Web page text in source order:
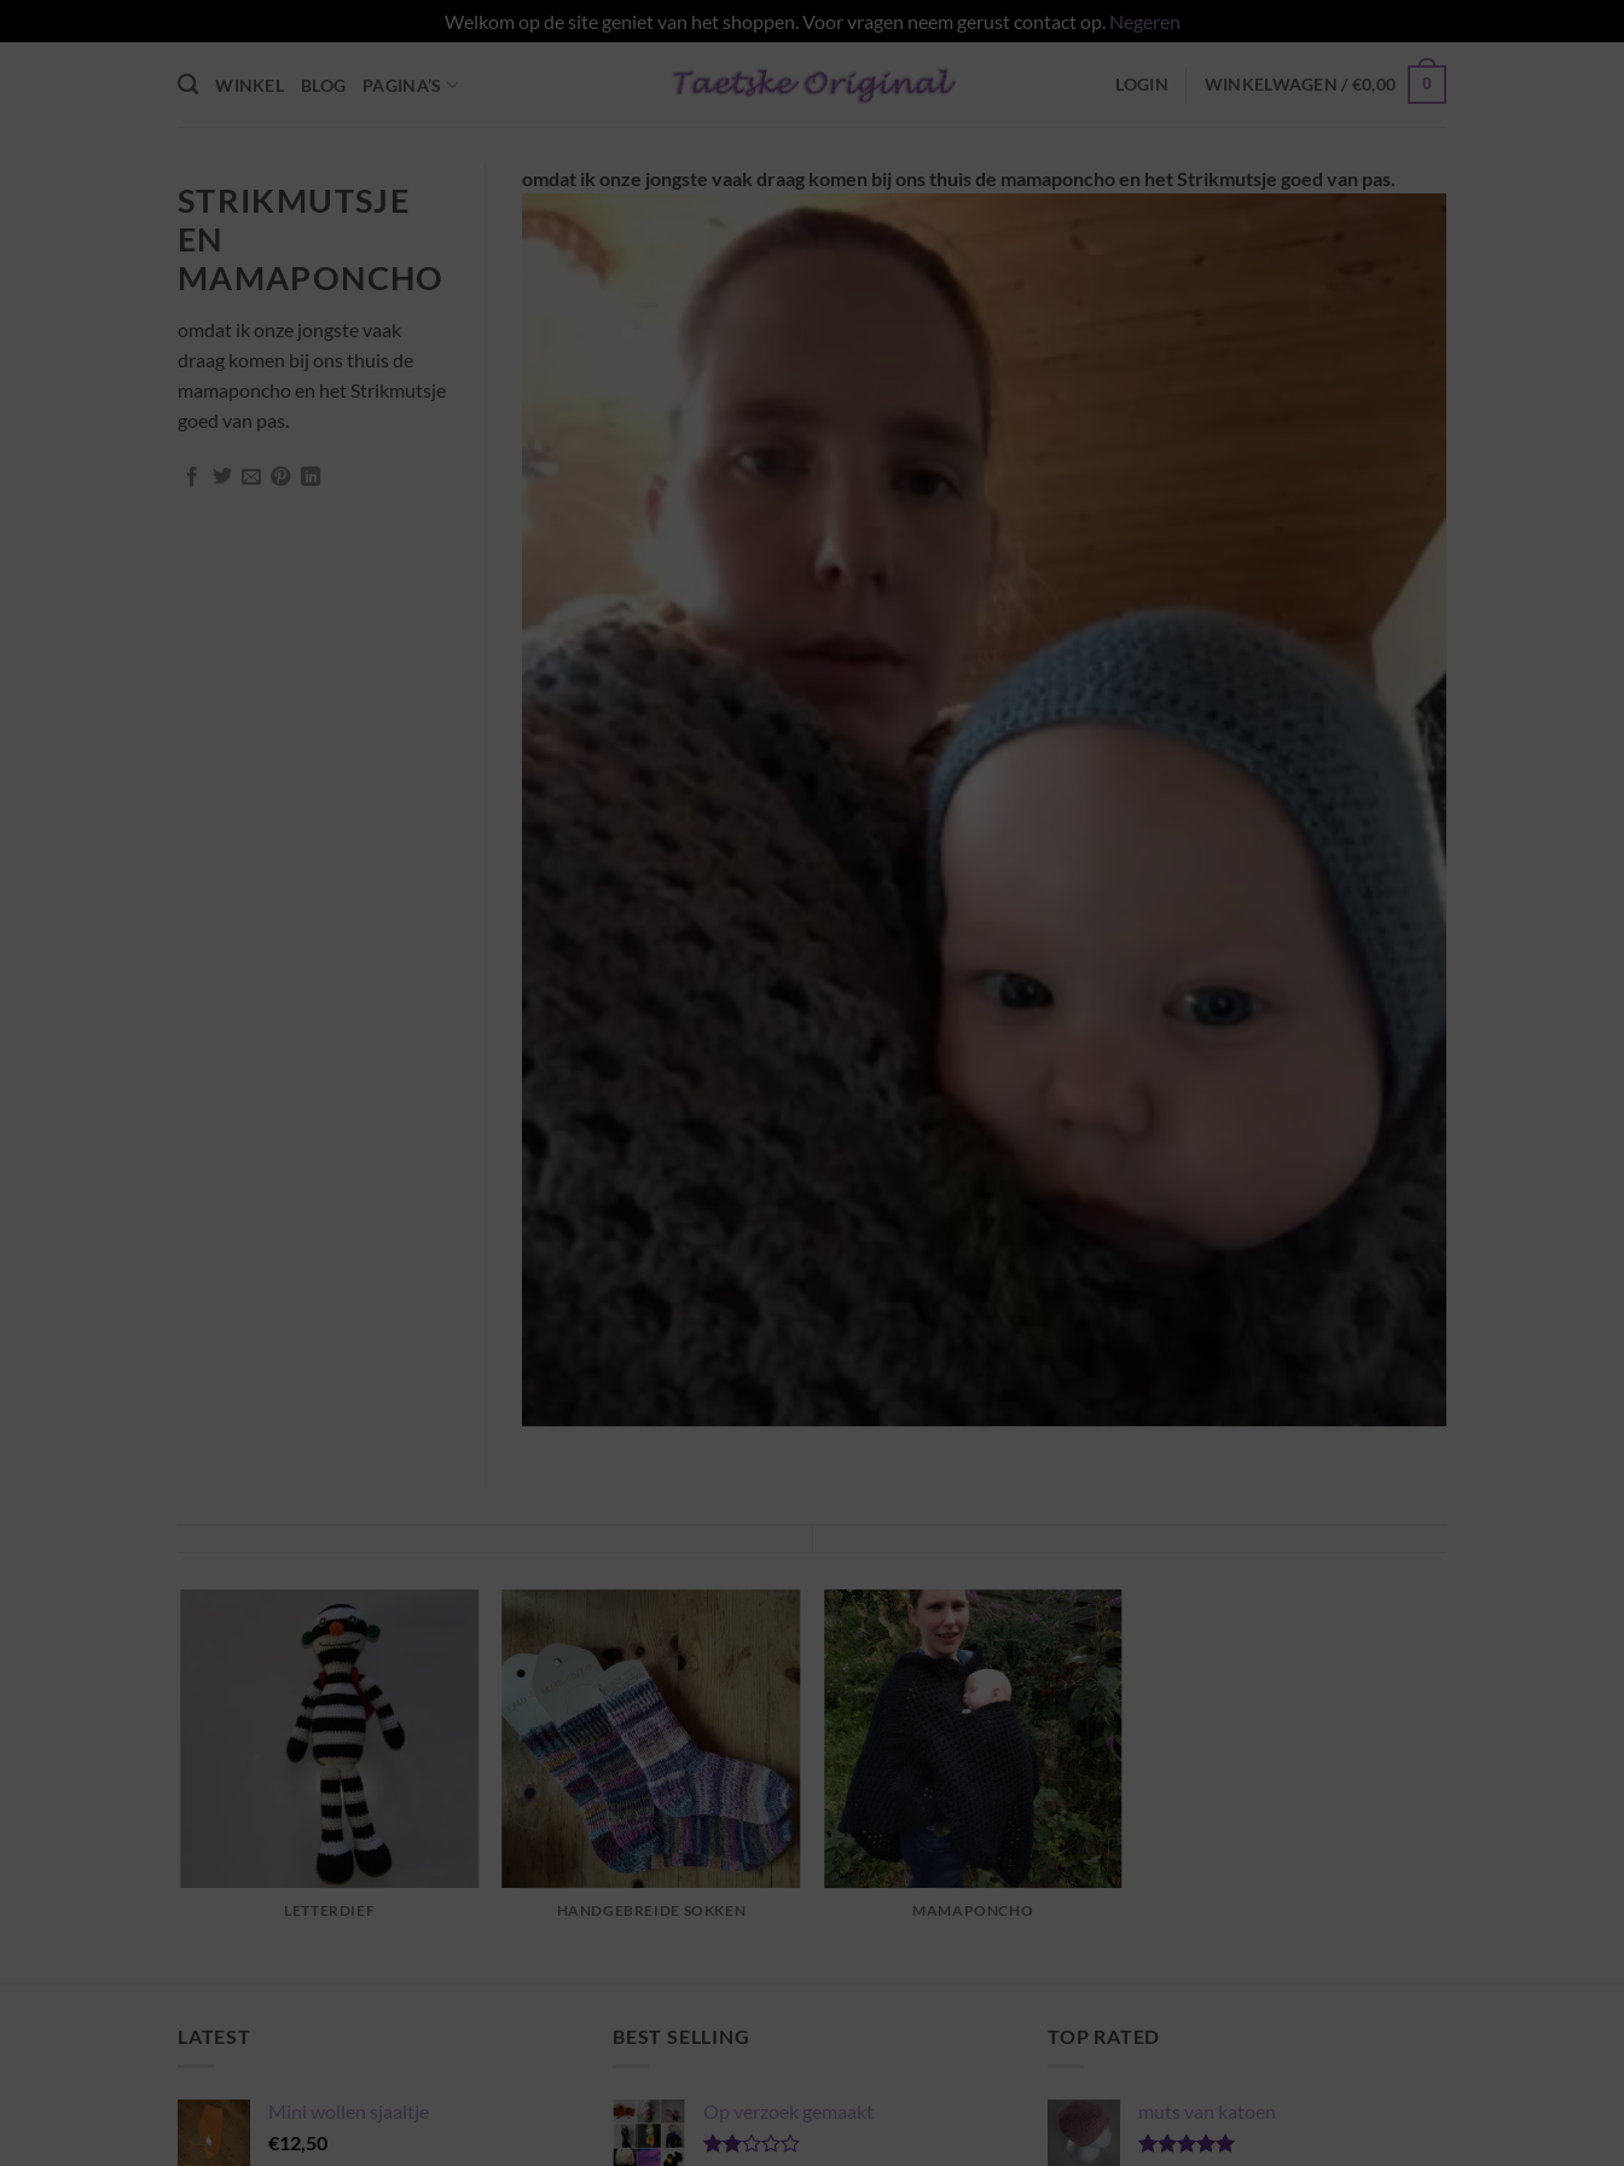
Welkom op de site geniet van het shoppen. Voor vragen neem gerust contact op. Negeren
WINKEL BLOG PAGINA’S LOGIN WINKELWAGEN / €0,00 0
STRIKMUTSJE
EN
MAMAPONCHO
omdat ik onze jongste vaak
draag komen bij ons thuis de
mamaponcho en het Strikmutsje
goed van pas.
omdat ik onze jongste vaak draag komen bij ons thuis de mamaponcho en het Strikmutsje goed van pas.
LETTERDIEF HANDGEBREIDE SOKKEN MAMAPONCHO
LATEST
Mini wollen sjaaltje
€12,50
BEST SELLING
Op verzoek gemaakt
TOP RATED
muts van katoen